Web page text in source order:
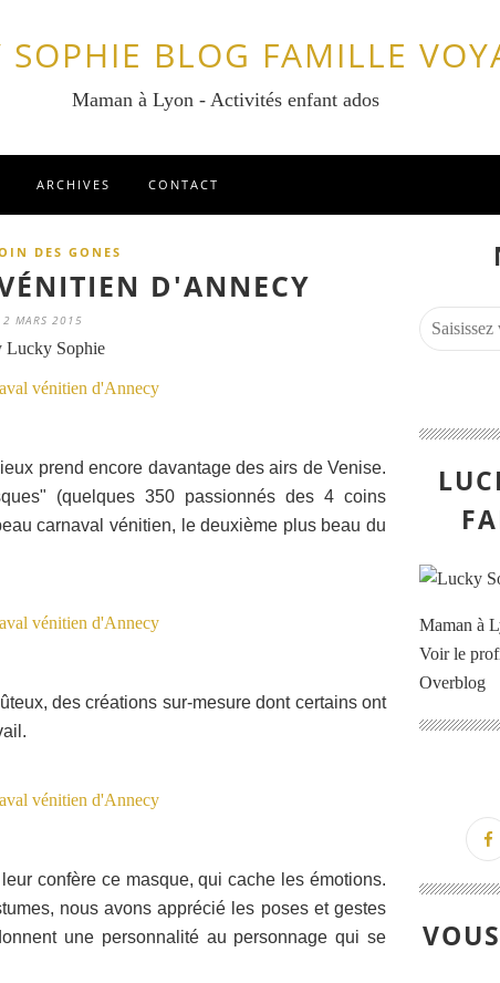
SOPHIE BLOG FAMILLE
Maman à Lyon - Activités enfant ados
ARCHIVES CONTACT
DES GONES
D'ANNECY
2 MARS 2015
Lucky Sophie
prend encore davantage des airs de Venise.
(quelques 350 passionnés des 4 coins
carnaval vénitien, le deuxième plus beau du
des créations sur-mesure dont certains ont
confère ce masque, qui cache les émotions.
nous avons apprécié les poses et gestes
une personnalité au personnagequi se
Maman à
Voir le
Overblog